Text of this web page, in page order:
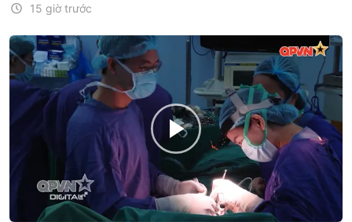
15 giờ trước